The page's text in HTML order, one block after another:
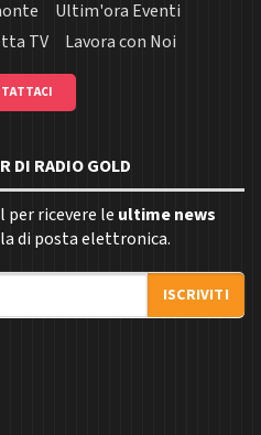
Ultim'ora Eventi
TV Lavora con Noi
DI RADIO GOLD
ricevere le ultime news
di posta elettronica.
ISCRIVITI